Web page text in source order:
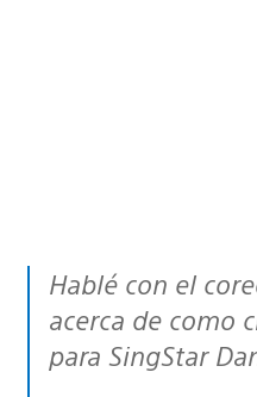
Hablé con el coreógrafo Shaun Niles
acerca de como
para SingStar